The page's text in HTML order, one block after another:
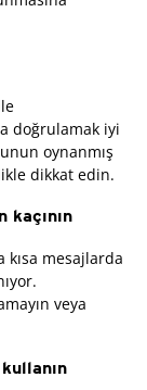
doğrulamak iyi
oynanmış
dikkat edin.
kısa mesajlarda
veya